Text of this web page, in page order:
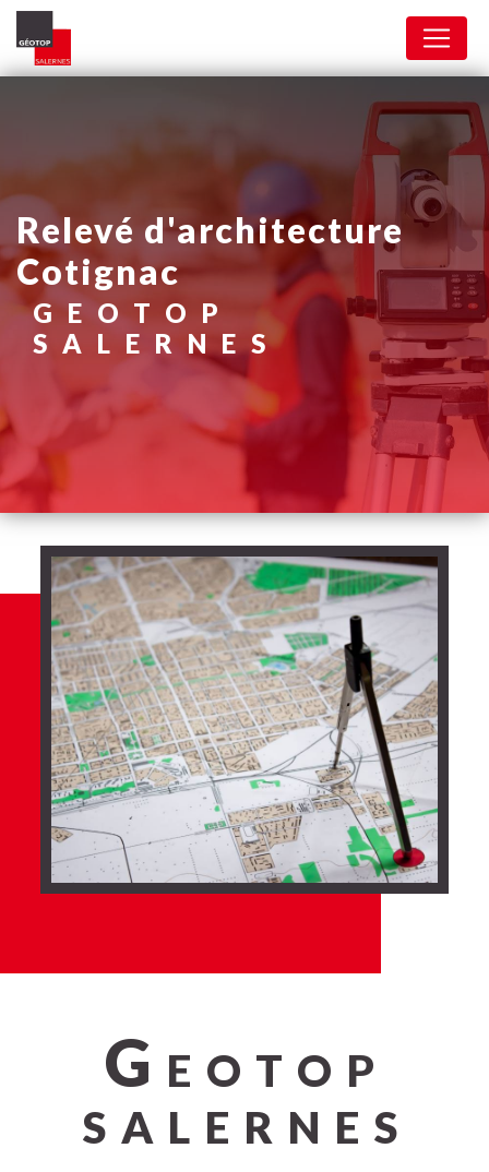
relevé d'architecture
Cotignac
GEOTOP
SALERNES
G EOTOP
SALERNES
Panneau de gestion des cookies